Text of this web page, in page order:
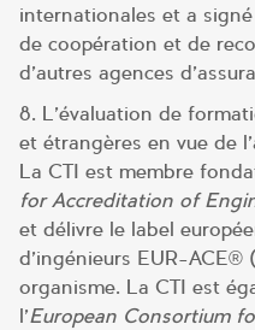
internationales et a
de coopération et de
d’autres agences
8. L’évaluation de
et étrangères en vue de
La CTI est membre
for Accreditation of
et délivre le label
d’ingénieurs EUR-ACE®
organisme. La CTI est
l’European Consortium